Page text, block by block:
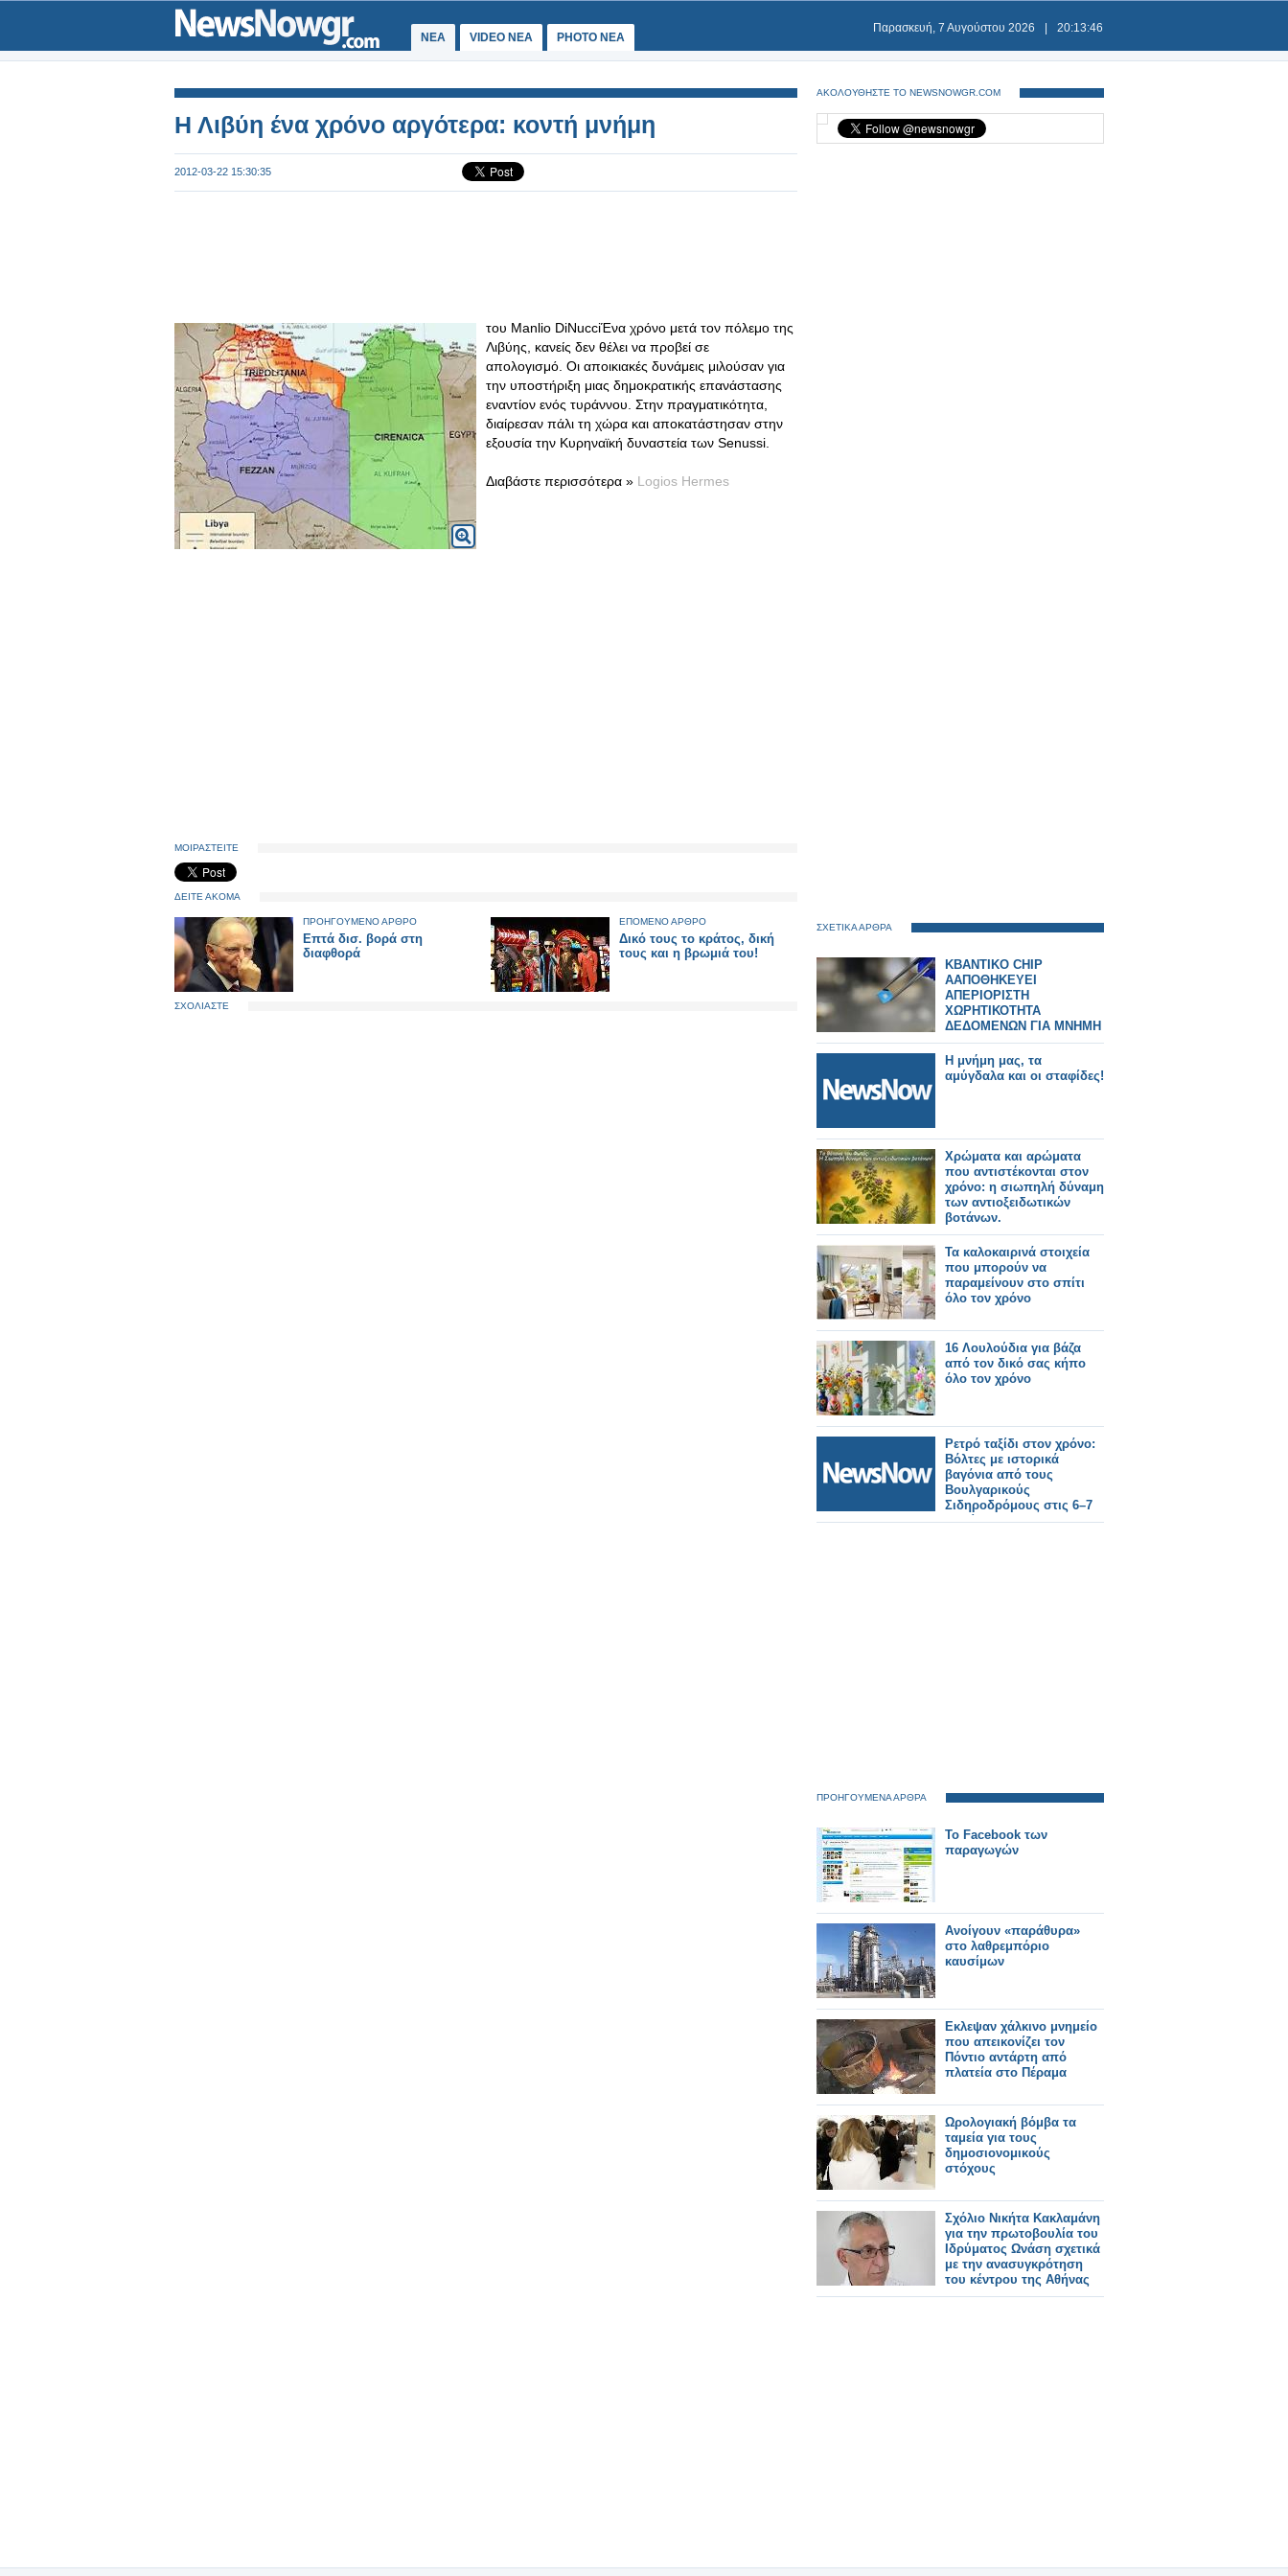
ΝΕΑ VIDEO NEA PHOTO NEA
Παρασκευή, 7 Αυγούστου 2026 20:13:46
Η Λιβύη ένα χρόνο αργότερα: κοντή μνήμη
2012-03-22 15:30:35
του Manlio DiNucciΈνα χρόνο μετά τον πόλεμο της
Λιβύης, κανείς δεν θέλει να προβεί σε
απολογισμό. Οι αποικιακές δυνάμεις μιλούσαν για
την υποστήριξη μιας δημοκρατικής επανάστασης
εναντίον ενός τυράννου. Στην πραγματικότητα,
διαίρεσαν πάλι τη χώρα και αποκατάστησαν στην
εξουσία την Κυρηναϊκή δυναστεία των Senussi.
Διαβάστε περισσότερα » Logios Hermes
ΜΟΙΡΑΣΤΕΙΤΕ
ΔΕΙΤΕ ΑΚΟΜΑ
ΠΡΟΗΓΟΥΜΕΝΟ ΑΡΘΡΟ
Επτά δισ. βορά στη
διαφθορά
ΕΠΟΜΕΝΟ ΑΡΘΡΟ
Δικό τους το κράτος, δική
τους και η βρωμιά του!
ΣΧΟΛΙΑΣΤΕ
ΑΚΟΛΟΥΘΗΣΤΕ ΤΟ NEWSNOWGR.COM
ΣΧΕΤΙΚΑ ΑΡΘΡΑ
KBANTIKO CHIP
ΑΑΠΟΘΗΚΕΥΕΙ
ΑΠΕΡΙΟΡΙΣΤΗ
ΧΩΡΗΤΙΚΟΤΗΤΑ
ΔΕΔΟΜΕΝΩΝ ΓΙΑ ΜΝΗΜΗ
Α.Ι.
Η μνήμη μας, τα
αμύγδαλα και οι σταφίδες!
Χρώματα και αρώματα
που αντιστέκονται στον
χρόνο: η σιωπηλή δύναμη
των αντιοξειδωτικών
βοτάνων.
Τα καλοκαιρινά στοιχεία
που μπορούν να
παραμείνουν στο σπίτι
όλο τον χρόνο
16 Λουλούδια για βάζα
από τον δικό σας κήπο
όλο τον χρόνο
Ρετρό ταξίδι στον χρόνο:
Βόλτες με ιστορικά
βαγόνια από τους
Βουλγαρικούς
Σιδηροδρόμους στις 6–7
Ιουνίου.
ΠΡΟΗΓΟΥΜΕΝΑ ΑΡΘΡΑ
Το Facebook των
παραγωγών
Ανοίγουν «παράθυρα»
στο λαθρεμπόριο
καυσίμων
Εκλεψαν χάλκινο μνημείο
που απεικονίζει τον
Πόντιο αντάρτη από
πλατεία στο Πέραμα
Ωρολογιακή βόμβα τα
ταμεία για τους
δημοσιονομικούς
στόχους
Σχόλιο Νικήτα Κακλαμάνη
για την πρωτοβουλία του
Ιδρύματος Ωνάση σχετικά
με την ανασυγκρότηση
του κέντρου της Αθήνας